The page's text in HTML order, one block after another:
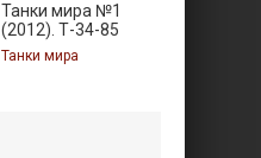
Танки мира №1
(2012). Т-34-85
против
Танки мира